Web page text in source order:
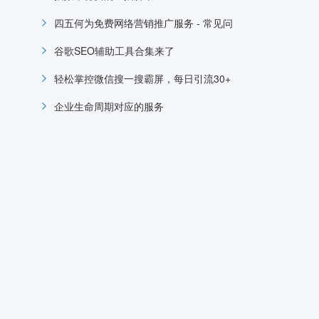
四五何为免费网络营销推广服务 - 常见问
谷歌SEO辅助工具合集来了
轻松掌控微信搜一搜霸屏，每日引流30+
企业生命周期对应的服务